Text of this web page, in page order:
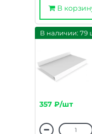
В
В наличии: 79
357 ₽/шт